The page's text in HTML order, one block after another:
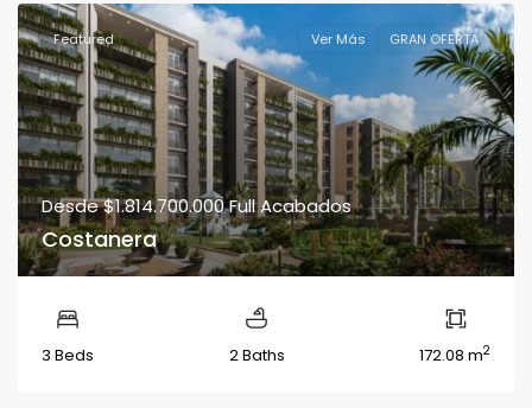
Featured Ver Más GRAN OFERTA
Desde$1.814.700.000Full Acabados
Costanera
3 Beds 2 Baths 172.08 m2